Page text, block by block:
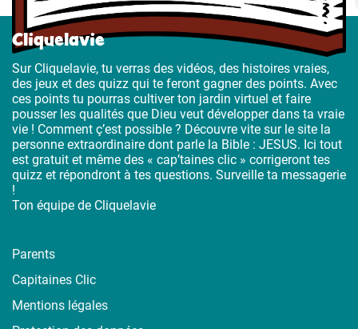
Cliquelavie
Sur Cliquelavie, tu verras des vidéos, des histoires vraies,
des jeux et des quizz qui te feront gagner des points. Avec
ces points tu pourras cultiver ton jardin virtuel et faire
pousser les qualités que Dieu veut développer dans ta vraie
vie ! Comment ç’est possible ? Découvre vite sur le site la
personne extraordinaire dont parle la Bible : JESUS. Ici tout
est gratuit et même des « cap’taines clic » corrigeront tes
quizz et répondront à tes questions. Surveille ta messagerie
!
Ton équipe de Cliquelavie
Parents
Capitaines Clic
Mentions légales